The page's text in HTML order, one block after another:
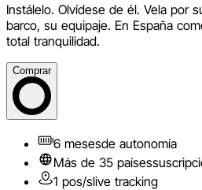
Instálelo. Olvídese de él. Vela por
barco, su equipaje. En España
total tranquilidad.
Comprar
6 mesesde autonomía
Más de 35 países
1 pos/slive tracking